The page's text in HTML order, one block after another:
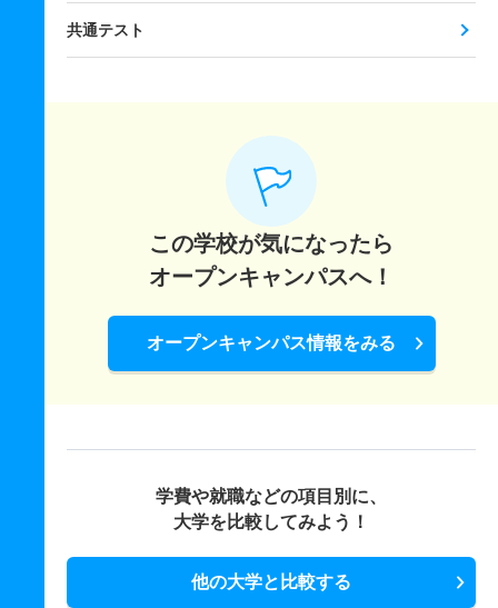
共通テスト
この学校が気になったら
オープンキャンパスへ！
オープンキャンパス情報をみる
学費や就職などの項目別に、
大学を比較してみよう！
他の大学と比較する